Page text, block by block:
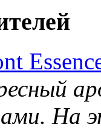
На